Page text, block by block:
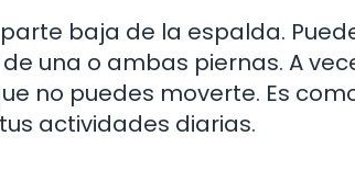
baja de la espalda.
una o ambas piernas. A
no puedes moverte. Es
actividades diarias.